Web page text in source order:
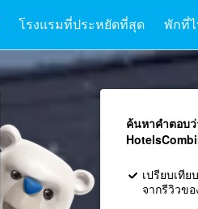
โรงแรมที่ประหยัดที่สุด พักที่
ค้นหาคำตอบ
เปรียบเที
จากรีวิวข